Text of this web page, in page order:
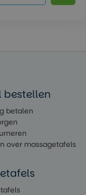
bestellen
betalen
over massagetafels